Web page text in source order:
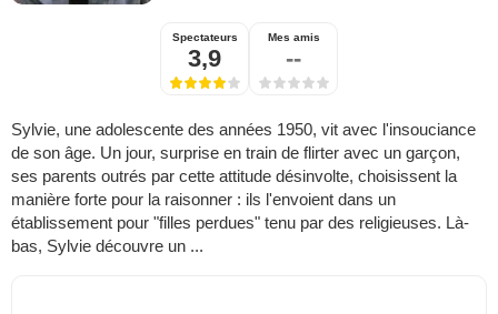
Spectateurs
3,9
Mes amis
--
Sylvie, une adolescente des années 1950, vit avec l'insouciance
de son âge. Un jour, surprise en train de flirter avec un garçon,
ses parents outrés par cette attitude désinvolte, choisissent la
manière forte pour la raisonner : ils l'envoient dans un
établissement pour "filles perdues" tenu par des religieuses. Là-
bas, Sylvie découvre un ...